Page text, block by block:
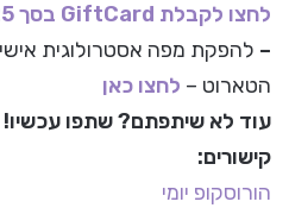
לחצו לקבלת GiftCard בסך 25 ש"ח! לרכישה מיידית
– להפקת מפה אסטרולוגית
הטארוט – לחצו כאן
עוד לא שיתפתם? שתפו עכשיו!
קישורים:
הורוסקופ יומי